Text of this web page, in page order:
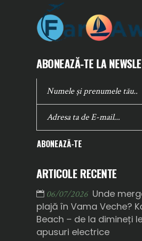
ABONEAZĂ-TE LA
ABONEAZĂ-TE
ARTICOLE RECENTE
06/07/2026 Unde
plajă în Vama Veche?
Beach – de la dimineți
apusuri electrice